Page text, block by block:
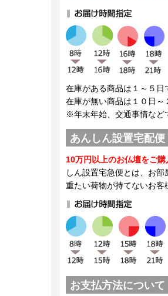
在庫がある商品は１～５日
在庫が無い商品は１０日～
※年末年始、交通事情など
あんしん設置宅配便
10万円以上のお仏壇をご購
しん設置宅急便とは、お部
重たい荷物が持てないお客
お支払方法について